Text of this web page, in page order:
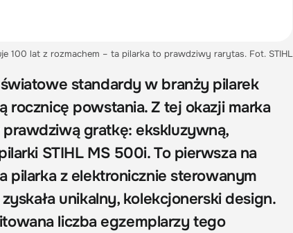
100 lat z rozmachem – ta pilarka to prawdziwy rarytas. Fot. STIHL
standardy w branży pilarek
rocznicę powstania. Z tej okazji marka
gratkę: ekskluzywną,
STIHL MS 500i. To pierwsza na
pilarka z elektronicznie sterowanym
unikalny, kolekcjonerski design.
liczba egzemplarzy tego